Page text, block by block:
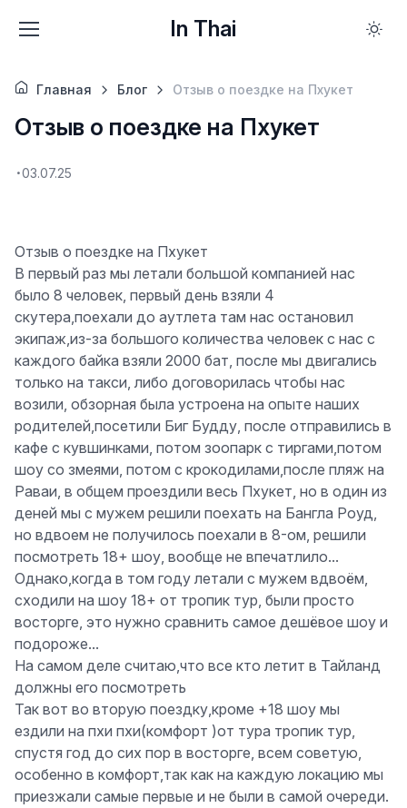
In Thai
Главная Блог Отзыв о поездке на Пхукет
Отзыв о поездке на Пхукет
03.07.25
Отзыв о поездке на Пхукет
В первый раз мы летали большой компанией нас
было 8 человек, первый день взяли 4
скутера,поехали до аутлета там нас остановил
экипаж,из-за большого количества человек с нас с
каждого байка взяли 2000 бат, после мы двигались
только на такси, либо договорилась чтобы нас
возили, обзорная была устроена на опыте наших
родителей,посетили Биг Будду, после отправились в
кафе с кувшинками, потом зоопарк с тиргами,потом
шоу со змеями, потом с крокодилами,после пляж на
Раваи, в общем проездили весь Пхукет, но в один из
деней мы с мужем решили поехать на Бангла Роуд,
но вдвоем не получилось поехали в 8-ом, решили
посмотреть 18+ шоу, вообще не впечатлило...
Однако,когда в том году летали с мужем вдвоём,
сходили на шоу 18+ от тропик тур, были просто
восторге, это нужно сравнить самое дешёвое шоу и
подороже...
На самом деле считаю,что все кто летит в Тайланд
должны его посмотреть
Так вот во вторую поездку,кроме +18 шоу мы
ездили на пхи пхи(комфорт )от тура тропик тур,
спустя год до сих пор в восторге, всем советую,
особенно в комфорт,так как на каждую локацию мы
приезжали самые первые и не были в самой очереди.